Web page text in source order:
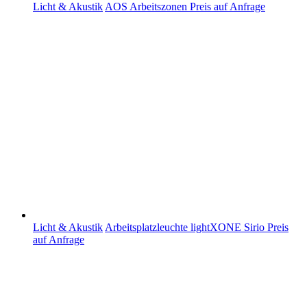
Licht & Akustik AOS Arbeitszonen Preis auf Anfrage
Licht & Akustik Arbeitsplatzleuchte lightXONE Sirio Preis
auf Anfrage